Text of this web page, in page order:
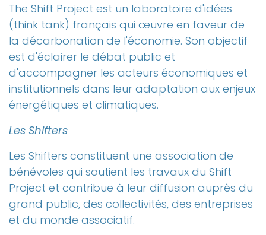
The Shift Project est un laboratoire d'idées
(think tank) français qui œuvre en faveur de
la décarbonation de l'économie. Son objectif
est d'éclairer le débat public et
d'accompagner les acteurs économiques et
institutionnels dans leur adaptation aux enjeux
énergétiques et climatiques.
Les Shifters
Les Shifters constituent une association de
bénévoles qui soutient les travaux du Shift
Project et contribue à leur diffusion auprès du
grand public, des collectivités, des entreprises
et du monde associatif.